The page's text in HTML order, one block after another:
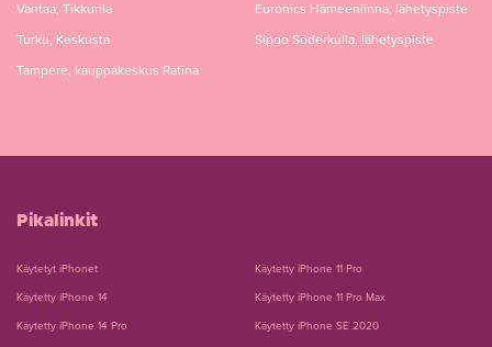
Vantaa, Tikkurila
Turku, Keskusta
Tampere, kauppakeskus Ratina
Euronics Hämeenlinna, lähetyspiste
Sipoo Söderkulla, lähetyspiste
Pikalinkit
Käytetyt iPhonet
Käytetty iPhone 14
Käytetty iPhone 14 Pro
Käytetty iPhone 11 Pro
Käytetty iPhone 11 Pro Max
Käytetty iPhone SE 2020